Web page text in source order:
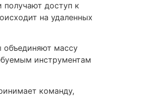
получают доступ к
на удаленных
объединяют массу
инструментам
команду,